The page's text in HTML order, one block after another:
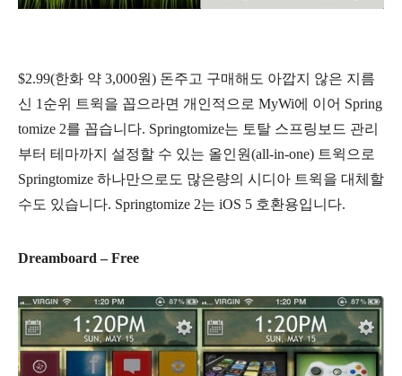
$2.99(한화 약 3,000원) 돈주고 구매해도 아깝지 않은 지름
신 1순위 트윅을 꼽으라면 개인적으로 MyWi에 이어 Spring
tomize 2를 꼽습니다. Springtomize는 토탈 스프링보드 관리
부터 테마까지 설정할 수 있는 올인원(all-in-one) 트윅으로
Springtomize 하나만으로도 많은량의 시디아 트윅을 대체할
수도 있습니다. Springtomize 2는 iOS 5 호환용입니다.
Dreamboard – Free